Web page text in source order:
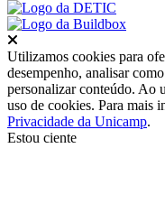
Utilizamos cookies para
desempenho, analisar
personalizar conteúdo. Ao
uso de cookies. Para mais
Privacidade da Unicamp.
Estou ciente